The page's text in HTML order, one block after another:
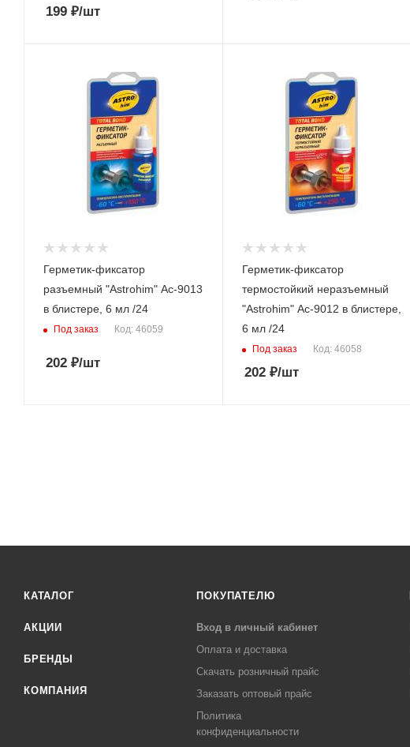
199 ₽/шт
Герметик-фиксатор
разъемный "Astrohim" Ас-9013
в блистере, 6 мл /24
Под заказ Код: 46059
202 ₽/шт
Герметик-фиксатор
термостойкий неразъемный
"Astrohim" Ас-9012 в блистере,
6 мл /24
Под заказ Код: 46058
202₽/шт
КАТАЛОГ
АКЦИИ
БРЕНДЫ
КОМПАНИЯ
ПОКУПАТЕЛЮ
Вход в личный кабинет
Оплата и доставка
Скачать розничный прайс
Заказать оптовый прайс
Политика
конфиденциальности